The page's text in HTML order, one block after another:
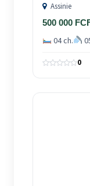
Assinie
500 000
04 ch.
0